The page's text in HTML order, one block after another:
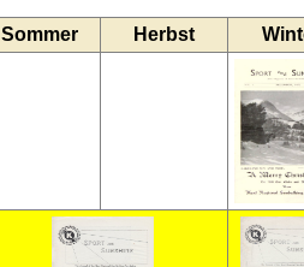
Sommer Herbst